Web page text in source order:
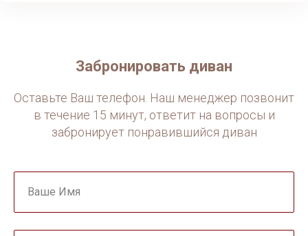
гнезда» в гостиной.Забронировать диван
Оставьте Ваш телефон. Наш менеджер позвонит
в течение 15 минут, ответит на вопросы и
забронирует понравившийся диван
Ваше Имя